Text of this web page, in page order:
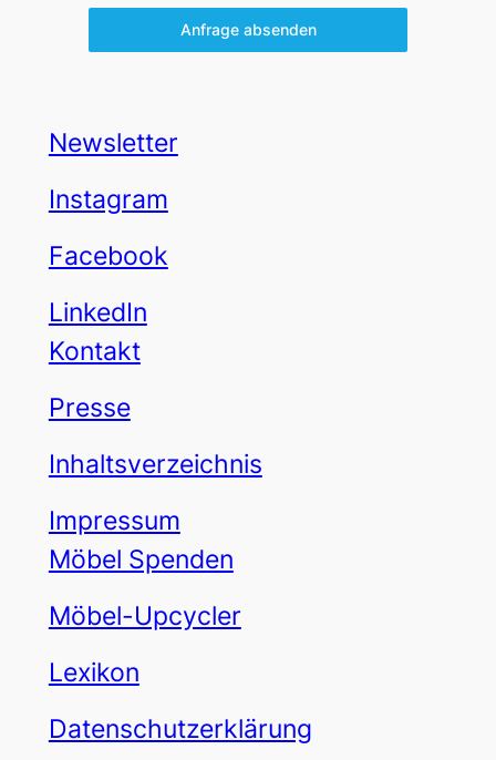
Anfrage absenden
Newsletter
Instagram
Facebook
LinkedIn
Kontakt
Presse
Inhaltsverzeichnis
Impressum
Möbel Spenden
Möbel-Upcycler
Lexikon
Datenschutzerklärung